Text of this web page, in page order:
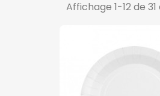
Affichage 1-12 de